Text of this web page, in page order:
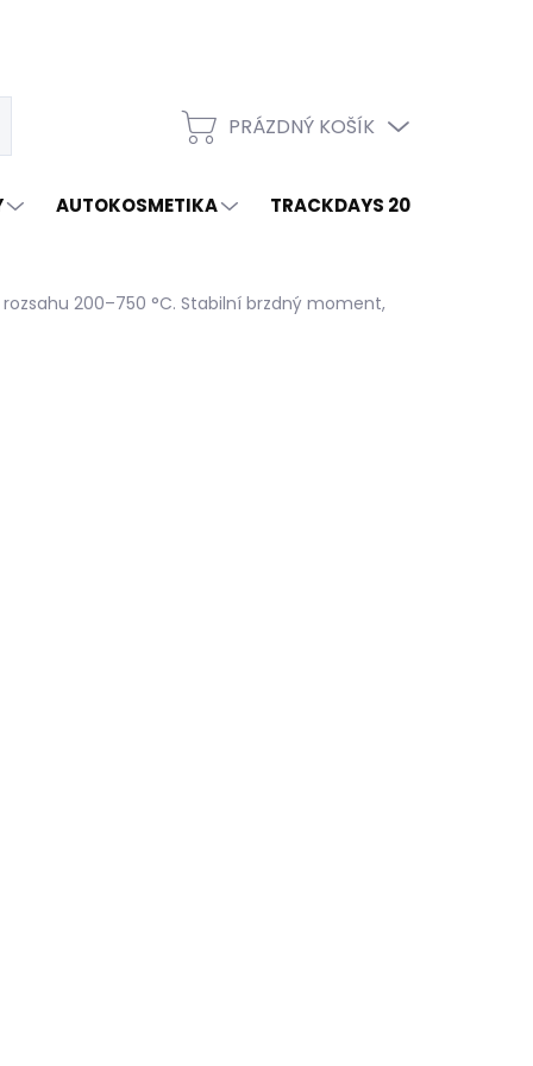
NÁKUPNÍ
PRÁZDNÝ KOŠÍK
AUTOKOSMETIKA TRACKDAYS 2026
200–750 °C. Stabilní brzdný moment,